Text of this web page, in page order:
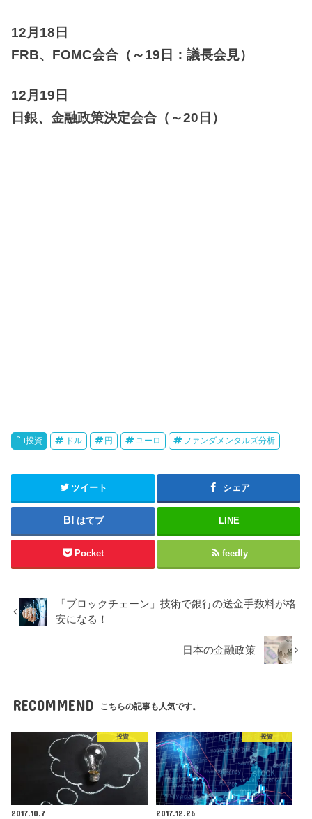
12月18日
FRB、FOMC会合（～19日：議長会見）
12月19日
日銀、金融政策決定会合（～20日）
投資 ドル 円 ユーロ ファンダメンタルズ分析
ツイート シェア
はてブ LINE
Pocket feedly
「ブロックチェーン」技術で銀行の送金手数料が格
安になる！
日本の金融政策
RECOMMEND こちらの記事も人気です。
投資
2017.10.7
投資
2017.12.26